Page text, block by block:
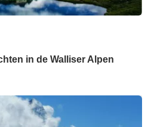
in de Walliser Alpen